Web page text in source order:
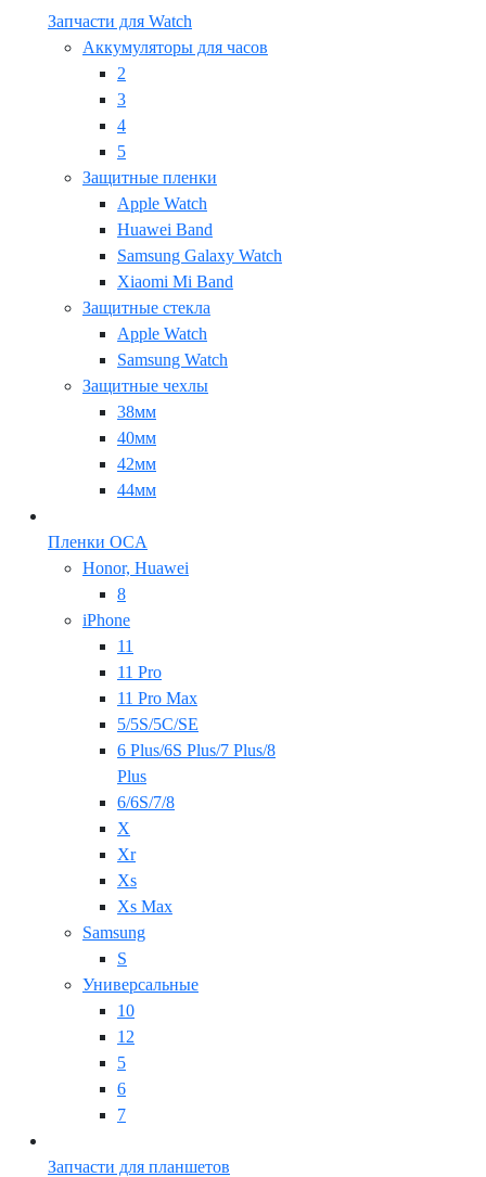
Запчасти для Watch
Аккумуляторы для часов
2
3
4
5
Защитные пленки
Apple Watch
Huawei Band
Samsung Galaxy Watch
Xiaomi Mi Band
Защитные стекла
Apple Watch
Samsung Watch
Защитные чехлы
38мм
40мм
42мм
44мм
Пленки OCA
Honor, Huawei
8
iPhone
11
11 Pro
11 Pro Max
5/5S/5C/SE
6 Plus/6S Plus/7 Plus/8
Plus
6/6S/7/8
X
Xr
Xs
Xs Max
Samsung
S
Универсальные
10
12
5
6
7
Запчасти для планшетов